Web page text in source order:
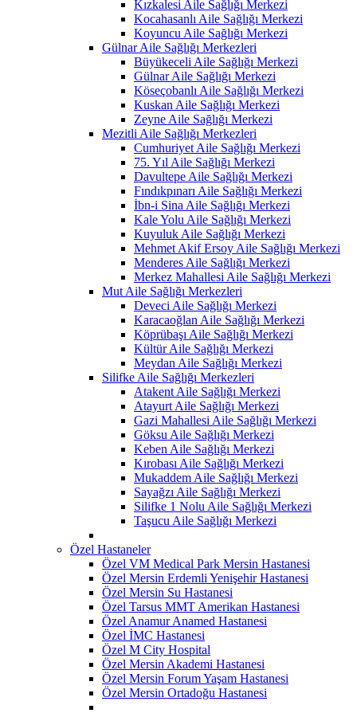
Kızkalesi Aile Sağlığı Merkezi
Kocahasanlı Aile Sağlığı Merkezi
Koyuncu Aile Sağlığı Merkezi
Gülnar Aile Sağlığı Merkezleri
Büyükeceli Aile Sağlığı Merkezi
Gülnar Aile Sağlığı Merkezi
Köseçobanlı Aile Sağlığı Merkezi
Kuskan Aile Sağlığı Merkezi
Zeyne Aile Sağlığı Merkezi
Mezitli Aile Sağlığı Merkezleri
Cumhuriyet Aile Sağlığı Merkezi
75. Yıl Aile Sağlığı Merkezi
Davultepe Aile Sağlığı Merkezi
Fındıkpınarı Aile Sağlığı Merkezi
İbn-i Sina Aile Sağlığı Merkezi
Kale Yolu Aile Sağlığı Merkezi
Kuyuluk Aile Sağlığı Merkezi
Mehmet Akif Ersoy Aile Sağlığı Merkezi
Menderes Aile Sağlığı Merkezi
Merkez Mahallesi Aile Sağlığı Merkezi
Mut Aile Sağlığı Merkezleri
Deveci Aile Sağlığı Merkezi
Karacaoğlan Aile Sağlığı Merkezi
Köprübaşı Aile Sağlığı Merkezi
Kültür Aile Sağlığı Merkezi
Meydan Aile Sağlığı Merkezi
Silifke Aile Sağlığı Merkezleri
Atakent Aile Sağlığı Merkezi
Atayurt Aile Sağlığı Merkezi
Gazi Mahallesi Aile Sağlığı Merkezi
Göksu Aile Sağlığı Merkezi
Keben Aile Sağlığı Merkezi
Kırobası Aile Sağlığı Merkezi
Mukaddem Aile Sağlığı Merkezi
Sayağzı Aile Sağlığı Merkezi
Silifke 1 Nolu Aile Sağlığı Merkezi
Taşucu Aile Sağlığı Merkezi
Özel Hastaneler
Özel VM Medical Park Mersin Hastanesi
Özel Mersin Erdemli Yenişehir Hastanesi
Özel Mersin Su Hastanesi
Özel Tarsus MMT Amerikan Hastanesi
Özel Anamur Anamed Hastanesi
Özel İMC Hastanesi
Özel M City Hospital
Özel Mersin Akademi Hastanesi
Özel Mersin Forum Yaşam Hastanesi
Özel Mersin Ortadoğu Hastanesi